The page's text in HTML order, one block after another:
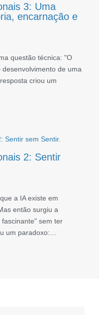
3: Uma
encarnação e
questão técnica: "O
de uma
criou um
2: Sentir
a IA existe em
então surgiu a
sem ter
um paradoxo:…